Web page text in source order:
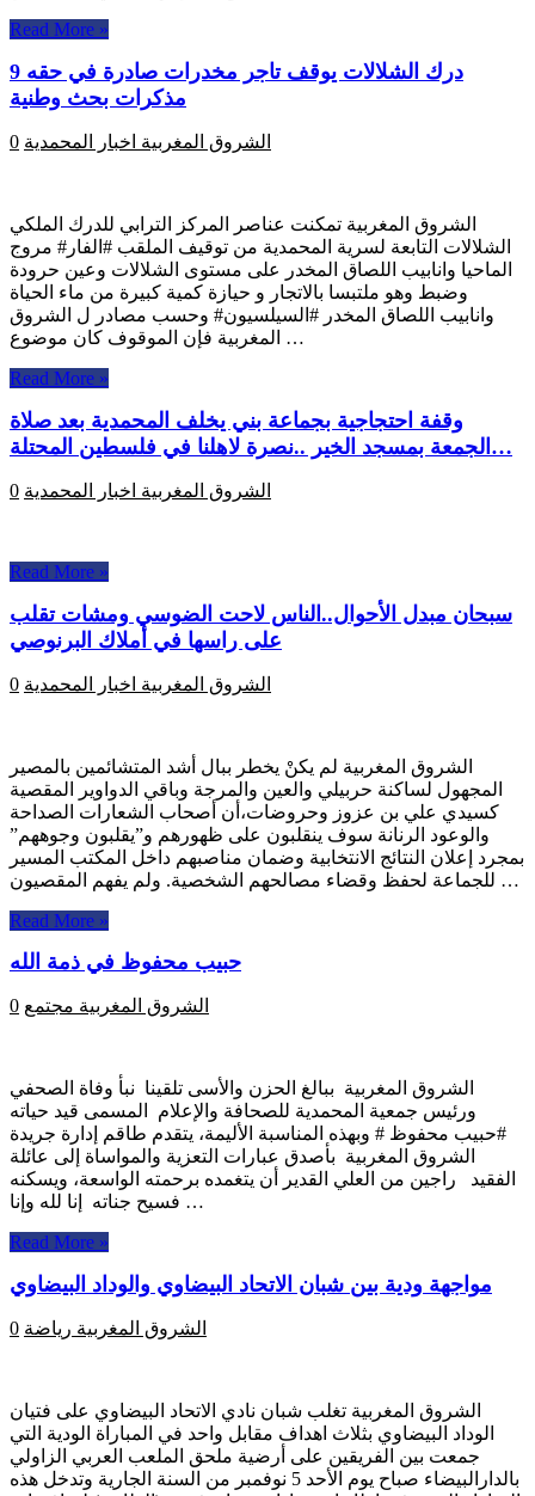
Read More »
درك الشلالات يوقف تاجر مخدرات صادرة في حقه 9
مذكرات بحث وطنية
الشروق المغربية اخبار المحمدية 0
الشروق المغربية تمكنت عناصر المركز الترابي للدرك الملكي
الشلالات التابعة لسرية المحمدية من توقيف الملقب #الفار# مروج
الماحيا وانابيب اللصاق المخدر على مستوى الشلالات وعين حرودة
وضبط وهو ملتبسا بالاتجار و حيازة كمية كبيرة من ماء الحياة
وانابيب اللصاق المخدر #السيلسيون# وحسب مصادر ل الشروق
المغربية فإن الموقوف كان موضوع …
Read More »
وقفة احتجاجية بجماعة بني يخلف المحمدية بعد صلاة
الجمعة بمسجد الخير ..نصرة لاهلنا في فلسطين المحتلة…
الشروق المغربية اخبار المحمدية 0
Read More »
سبحان مبدل الأحوال..الناس لاحت الضوسي ومشات تقلب
على راسها في أملاك البرنوصي
الشروق المغربية اخبار المحمدية 0
الشروق المغربية لم يكنْ يخطر ببال أشد المتشائمين بالمصير
المجهول لساكنة حربيلي والعين والمرجة وباقي الدواوير المقصية
كسيدي علي بن عزوز وحروضات،أن أصحاب الشعارات الصداحة
والوعود الرنانة سوف ينقلبون على ظهورهم و”يقلبون وجوههم”
بمجرد إعلان النتائج الانتخابية وضمان مناصبهم داخل المكتب المسير
للجماعة لحفظ وقضاء مصالحهم الشخصية. ولم يفهم المقصيون …
Read More »
حبيب محفوظ في ذمة الله
الشروق المغربية مجتمع 0
الشروق المغربية ببالغ الحزن والأسى تلقينا نبأ وفاة الصحفي
ورئيس جمعية المحمدية للصحافة والإعلام المسمى قيد حياته
#حبيب محفوظ # وبهذه المناسبة الأليمة، يتقدم طاقم إدارة جريدة
الشروق المغربية بأصدق عبارات التعزية والمواساة إلى عائلة
الفقيد راجين من العلي القدير أن يتغمده برحمته الواسعة، ويسكنه
فسيح جناته إنا لله وإنا …
Read More »
مواجهة ودية بين شبان الاتحاد البيضاوي والوداد البيضاوي
الشروق المغربية رياضة 0
الشروق المغربية تغلب شبان نادي الاتحاد البيضاوي على فتيان
الوداد البيضاوي بثلاث اهداف مقابل واحد في المباراة الودية التي
جمعت بين الفريقين على أرضية ملحق الملعب العربي الزاولي
بالدارالبيضاء صباح يوم الأحد 5 نوفمبر من السنة الجارية وتدخل هذه